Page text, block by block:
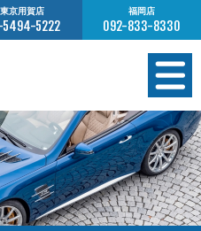
東京用賀店
5222
福岡店
092-833-8330
報
ー販売
ビス